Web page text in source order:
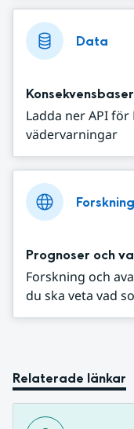
Data
Ladda ner API
vädervarningar
Prognoser och
Forskning och
du ska veta vad
Relaterade länkar